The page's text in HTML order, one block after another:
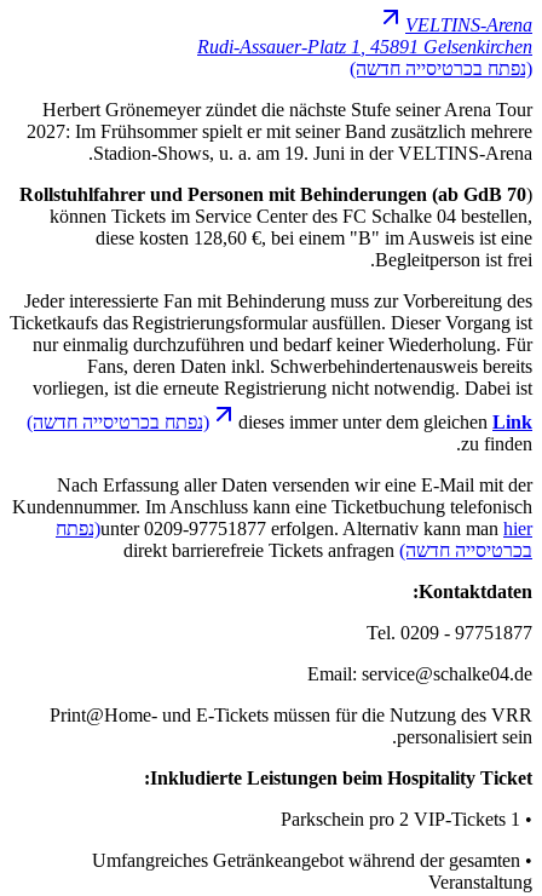
VELTINS-Arena
Rudi-Assauer-Platz 1 ,45891 Gelsenkirchen
(נפתח בכרטיסייה חדשה)
Herbert Grönemeyer zündet die nächste Stufe seiner Arena Tour
2027: Im Frühsommer spielt er mit seiner Band zusätzlich mehrere
Stadion-Shows, u. a. am 19. Juni in der VELTINS-Arena.
Rollstuhlfahrer und Personen mit Behinderungen (ab GdB 70
können Tickets im Service Center des FC Schalke 04 bestellen,
diese kosten 128,60 €, bei einem "B" im Ausweis ist eine
Begleitperson ist frei.
Jeder interessierte Fan mit Behinderung muss zur Vorbereitung des
Ticketkaufs das Registrierungsformular ausfüllen. Dieser Vorgang ist
nur einmalig durchzuführen und bedarf keiner Wiederholung. Für
Fans, deren Daten inkl. Schwerbehindertenausweis bereits
vorliegen, ist die erneute Registrierung nicht notwendig. Dabei ist
dieses immer unter dem gleichenLink
(נפתח בכרטיסייה חדשה)
zu finden.
Nach Erfassung aller Daten versenden wir eine E-Mail mit der
Kundennummer. Im Anschluss kann eine Ticketbuchung telefonisch
unter 0209-97751877 erfolgen. Alternativ kann manhier
(נפתח
בכרטיסייה חדשה)direkt barrierefreie Tickets anfragen
Kontaktdaten:
Tel. 0209 - 97751877
Email: service@schalke04.de
Print@Home- und E-Tickets müssen für die Nutzung des VRR
personalisiert sein.
Inkludierte Leistungen beim Hospitality Ticket:
• 1 Parkschein pro 2 VIP-Tickets
• Umfangreiches Getränkeangebot während der gesamten
Veranstaltung